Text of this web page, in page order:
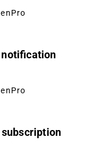
notification
subscription